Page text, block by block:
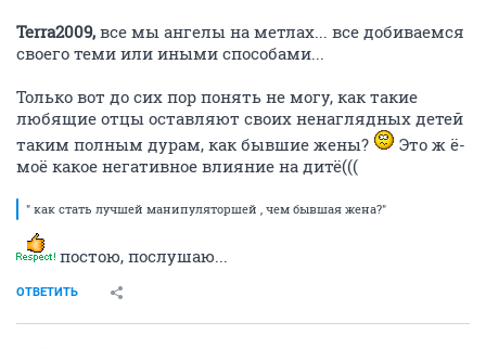
Terra2009, все мы ангелы на метлах... все добиваемся
своего теми или иными способами...
Только вот до сих пор понять не могу, как такие
любящие отцы оставляют своих ненаглядных детей
таким полным дурам, как бывшие жены?
Это ж ё-
моё какое негативное влияние на дитё(((
" как стать лучшей манипуляторшей , чем бывшая жена?"
постою, послушаю...
ОТВЕТИТЬ